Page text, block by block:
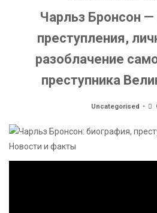
Чарльз Бронсон
преступления,
разоблачение
преступника
Uncategorised